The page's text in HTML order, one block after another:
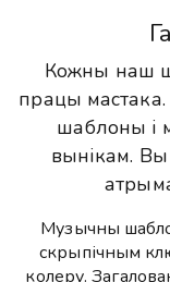
Кожны наш
працы
шаблоны і
вынікам.
Музычны
скрыпічным
колеру.